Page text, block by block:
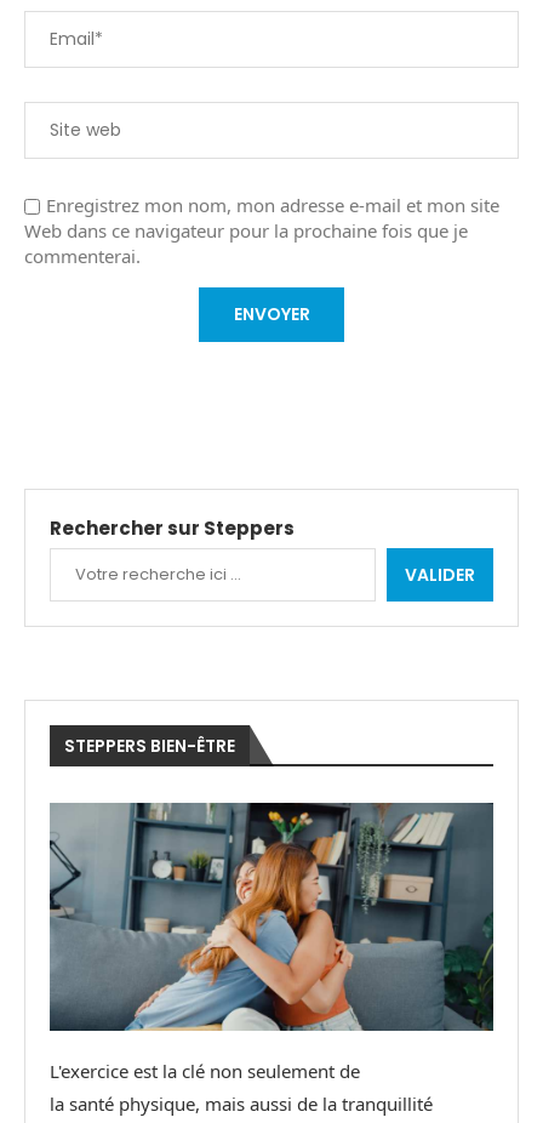
Enregistrez mon nom, mon adresse e-mail et mon site
Web dans ce navigateur pour la prochaine fois que je
commenterai.
Rechercher sur Steppers
VALIDER
STEPPERS BIEN-ÊTRE
L'exercice est la clé non seulement de
la santé physique, mais aussi de la tranquillité